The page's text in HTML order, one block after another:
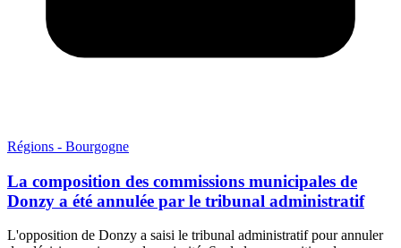
Régions - Bourgogne
La composition des commissions municipales de
Donzy a été annulée par le tribunal administratif
L'opposition de Donzy a saisi le tribunal administratif pour annuler